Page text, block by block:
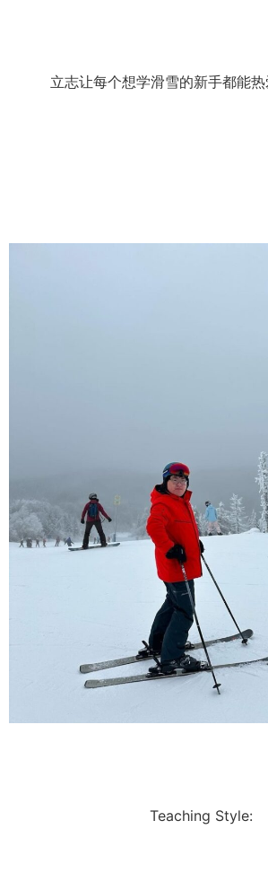
立志让每个想学滑雪的新手都能
Teaching Style: